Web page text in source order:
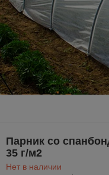
Парник со
35 г/м2
Нет в наличии